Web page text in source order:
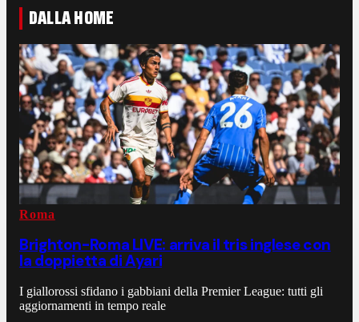
DALLA HOME
Roma
Brighton-Roma LIVE: arriva il tris inglese con
la doppietta di Ayari
I giallorossi sfidano i gabbiani della Premier League: tutti gli
aggiornamenti in tempo reale